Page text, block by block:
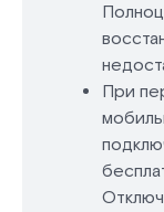
При